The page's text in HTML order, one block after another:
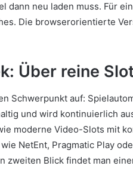
dann neu laden muss. Für
Die browserorientierte
Über reine
Schwerpunkt auf:
und wird kontinuierlich
moderne Video-Slots mit
NetEnt, Pragmatic Play
zweiten Blick findet man